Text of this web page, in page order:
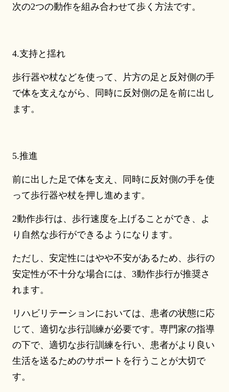
次の2つの動作を組み合わせて歩く方法です。
4.支持と揺れ
歩行器や杖などを使って、片方の足と反対側の手
で体を支えながら、同時に反対側の足を前に出し
ます。
5.推進
前に出した足で体を支え、同時に反対側の手を使
って歩行器や杖を押し進めます。
2動作歩行は、歩行速度を上げることができ、よ
り自然な歩行ができるようになります。
ただし、安定性にはやや不安があるため、歩行の
安定性が不十分な場合には、3動作歩行が推奨さ
れます。
リハビリテーションにおいては、患者の状態に応
じて、適切な歩行訓練が必要です。専門家の指導
の下で、適切な歩行訓練を行い、患者がより良い
生活を送るためのサポートを行うことが大切で
す。